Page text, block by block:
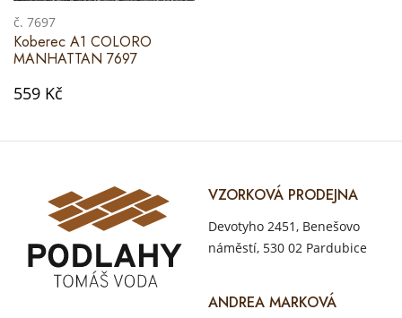
č. 7697
Koberec A1 COLORO
MANHATTAN 7697
559 Kč
VZORKOVÁ PRODEJNA
Devotyho 2451, Benešovo
náměstí, 530 02 Pardubice
ANDREA MARKOVÁ